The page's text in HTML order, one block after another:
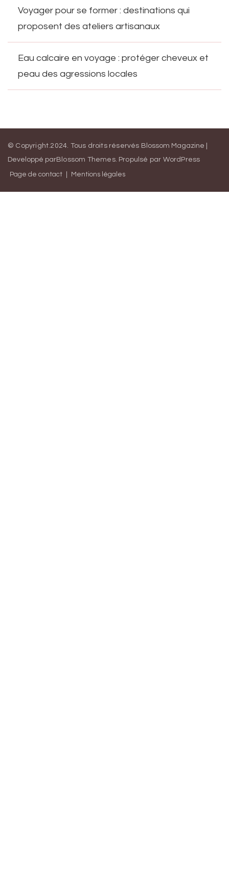
Voyager pour se former : destinations qui
proposent des ateliers artisanaux
Eau calcaire en voyage : protéger cheveux et
peau des agressions locales
© Copyright.2024. Tous droits réservés Blossom Magazine |
Developpé parBlossom Themes. Propulsé par WordPress
Page de contact Mentions légales